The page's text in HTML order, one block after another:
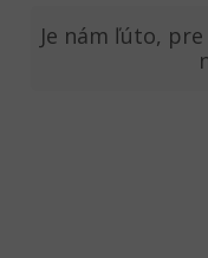
Je nám ľúto,